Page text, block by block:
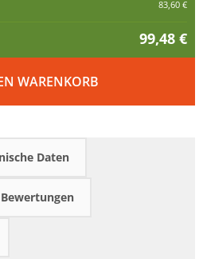
83,60 €
99,48 €
WARENKORB
Daten
Bewertungen